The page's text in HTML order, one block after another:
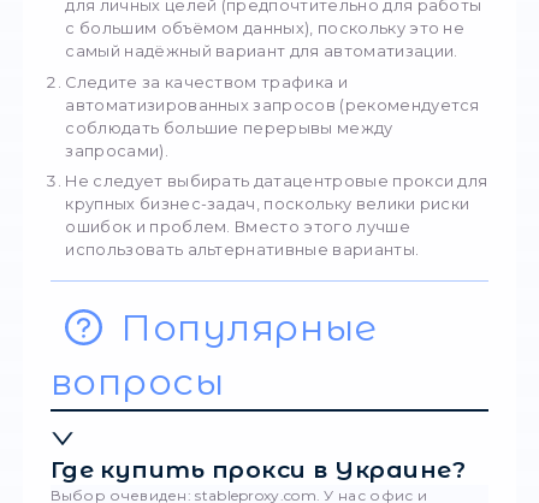
и нагрузки на сервер. Кэширование
экономить трафик провайдера и трафик
Обход ограничений по геолокации.
Повсеместное расположение серверов
позволяет обходить блокировки.
Тестирование сервисов и приложений.
позволяет тестировать нагрузку и
наличие багов. Серверные прокси
проверку позиций сайтов, поиск выгодных
предложений, авторизацию в онлайн-
обход локальных ограничений и т.д.
Альтернативами датацентровым прокси
корпоративные прокси, которые также
свои особенности, достоинства и